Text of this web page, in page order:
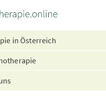
in Österreich